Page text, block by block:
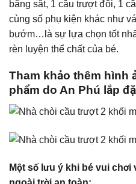
bằng sắt, 1 cầu trượt đôi, 1
cùng số phụ kiện khác như
bướm…là sự lựa chọn tốt
rèn luyện thể chất của bé.
Tham khảo thêm hình
phẩm do An Phú lắp
Một số lưu ý khi bé vui chơi